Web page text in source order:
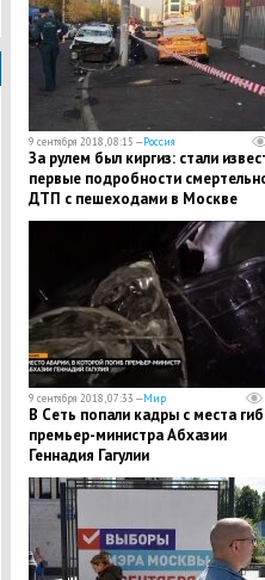
9 сентября 2018, 08:15 —Россия
За рулем был киргиз: стали
первые подробности
ДТП с пешеходами в Москве
9 сентября 2018, 07:33 —Мир
В Сеть попали кадры с места
премьер-министра Абхазии
Геннадия Гагулии